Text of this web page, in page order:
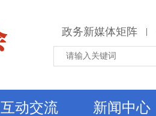
政务新媒体矩阵 |
互动交流 新闻中心